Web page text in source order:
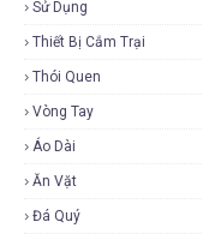
Sử Dụng
Thiết Bị Cắm Trại
Thói Quen
Vòng Tay
Áo Dài
Ăn Vặt
Đá Quý